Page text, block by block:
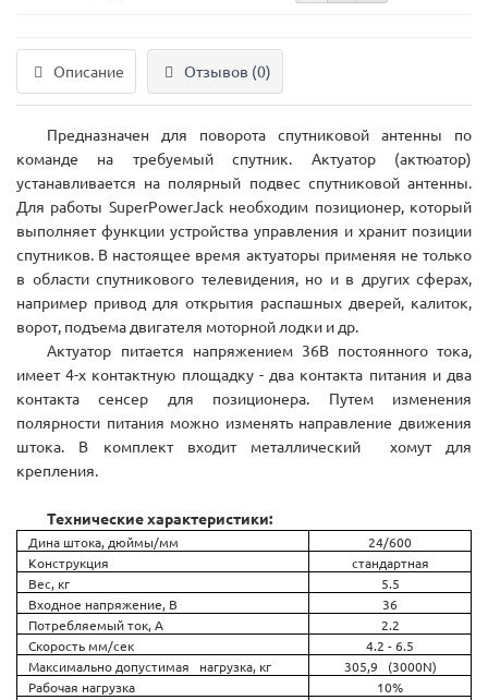
Описание Отзывов (0)
Предназначен для поворота спутниковой антенны по
команде на требуемый спутник. Актуатор (актюатор)
устанавливается на полярный подвес спутниковой антенны.
Для работы SuperPowerJack необходим позиционер, который
выполняет функции устройства управления и хранит позиции
спутников. В настоящее время актуаторы применяя не только
в области спутникового телевидения, но и в других сферах,
например привод для открытия распашных дверей, калиток,
ворот, подъема двигателя моторной лодки и др.
Актуатор питается напряжением 36В постоянного тока,
имеет 4-х контактную площадку - два контакта питания и два
контакта сенсер для позиционера. Путем изменения
полярности питания можно изменять направление движения
штока. В комплект входит металлический хомут для
крепления.
Технические характеристики:
Дина штока, дюймы/мм
24/600
Конструкция
стандартная
Вес, кг
5.5
Входное напряжение, В
36
Потребляемый ток, А
2.2
Скорость мм/сек
4.2 - 6.5
Максимально допустимая нагрузка, кг
305,9 (3000N)
Рабочая нагрузка
10%